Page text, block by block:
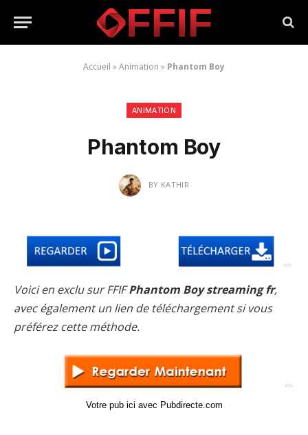
Accueil »Animation » Phantom Boy
ANIMATION
Phantom Boy
BY KATHIR
Voici en exclu sur FFIFPhantom Boy streaming fr,
avec également un lien de téléchargement si vous
préférez cette méthode.
Votre pub ici avec Pubdirecte.com